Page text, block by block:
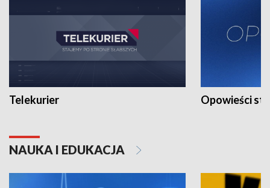
Telekurier Opowieści
NAUKA I EDUKACJA